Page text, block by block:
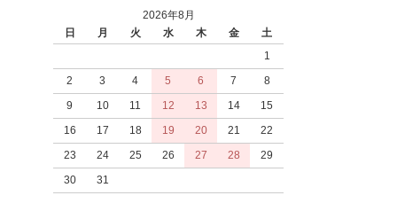
2026年8月
日
月 火 水 木 金
土
1
2
3 4 5 6 7
8
9
10 11 12 13 14
15
16
17 18 19 20 21
22
23
24 25 26 27 28
29
30
31